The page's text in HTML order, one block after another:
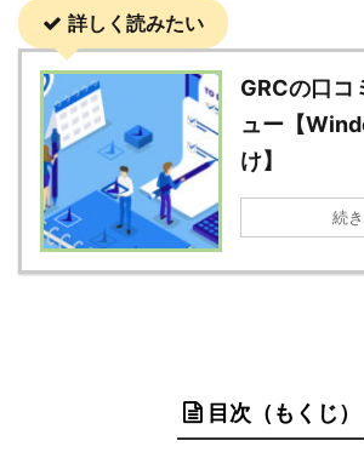
詳しく読みたい
GRCの口コ
ュー【
け】
続
目次（もくじ）